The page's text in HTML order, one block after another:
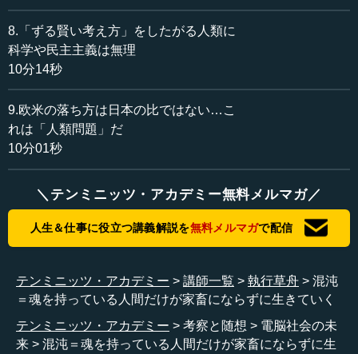
ダメです。そして、科学を遂行できるということは、われ
われホモ・サピエンスが理想としてきた平等も実現できる
し、民主的な考え方も実現できるということです。発展し
ていけば、ですが。
―― なるほど。
執行 われわれはこれらを物質主義で、「自分たちの都
合」でしか使えませんでした。だから、われわれが頂点の
夢として民主主義を描いたなら、この夢を叶えるのがAIな
のです。
―― 夢を叶える強力なサポート手段が出てきたというこ
執行 そうです。いいほうの、ね。
―― いいほうの、ですね。
8.「ずる賢い考え方」をしたがる人類に
科学や民主主義は無理
10分14秒
9.欧米の落ち方は日本の比ではない…こ
れは「人類問題」だ
10分01秒
＼テンミニッツ・アカデミー無料メルマガ／
人生＆仕事に役立つ講義解説を無料メルマガで配信
テンミニッツ・アカデミー 講師一覧 執行草舟
混沌
＝魂を持っている人間だけが家畜にならずに生きていく
テンミニッツ・アカデミー
考察と随想
電脳社会の未
来
混沌＝魂を持っている人間だけが家畜にならずに生